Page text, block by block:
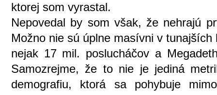
ktorej som vyrastal.
Nepovedal by som však, že nehrajú
Možno nie sú úplne masívni v
nejak 17 mil. poslucháčov a
Samozrejme, že to nie je jediná
demografiu, ktorá sa pohybuje